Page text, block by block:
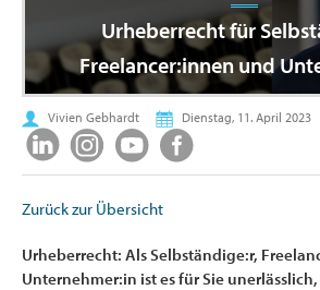
Urheberrecht für
Freelancer:innen und
Vivien Gebhardt Dienstag, 11. April 2023
Zurück zur Übersicht
Urheberrecht: Als Selbständige:r,
Unternehmer:in ist es für Sie